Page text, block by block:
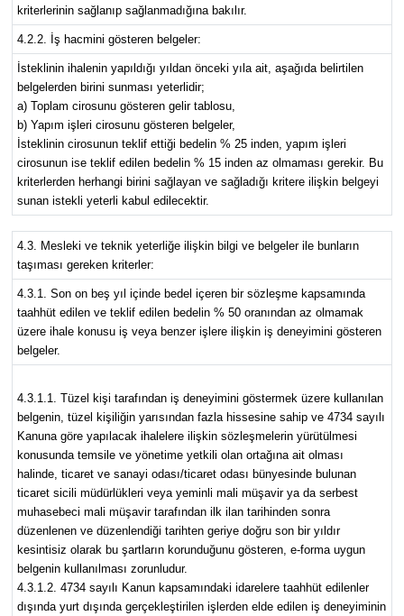
kriterlerinin sağlanıp sağlanmadığına bakılır.
4.2.2. İş hacmini gösteren belgeler:
İsteklinin ihalenin yapıldığı yıldan önceki yıla ait, aşağıda belirtilen
belgelerden birini sunması yeterlidir;
a) Toplam cirosunu gösteren gelir tablosu,
b) Yapım işleri cirosunu gösteren belgeler,
İsteklinin cirosunun teklif ettiği bedelin % 25 inden, yapım işleri
cirosunun ise teklif edilen bedelin % 15 inden az olmaması gerekir. Bu
kriterlerden herhangi birini sağlayan ve sağladığı kritere ilişkin belgeyi
sunan istekli yeterli kabul edilecektir.
4.3. Mesleki ve teknik yeterliğe ilişkin bilgi ve belgeler ile bunların
taşıması gereken kriterler:
4.3.1. Son on beş yıl içinde bedel içeren bir sözleşme kapsamında
taahhüt edilen ve teklif edilen bedelin % 50 oranından az olmamak
üzere ihale konusu iş veya benzer işlere ilişkin iş deneyimini gösteren
belgeler.
4.3.1.1. Tüzel kişi tarafından iş deneyimini göstermek üzere kullanılan
belgenin, tüzel kişiliğin yarısından fazla hissesine sahip ve 4734 sayılı
Kanuna göre yapılacak ihalelere ilişkin sözleşmelerin yürütülmesi
konusunda temsile ve yönetime yetkili olan ortağına ait olması
halinde, ticaret ve sanayi odası/ticaret odası bünyesinde bulunan
ticaret sicili müdürlükleri veya yeminli mali müşavir ya da serbest
muhasebeci mali müşavir tarafından ilk ilan tarihinden sonra
düzenlenen ve düzenlendiği tarihten geriye doğru son bir yıldır
kesintisiz olarak bu şartların korunduğunu gösteren, e-forma uygun
belgenin kullanılması zorunludur.
4.3.1.2. 4734 sayılı Kanun kapsamındaki idarelere taahhüt edilenler
dışında yurt dışında gerçekleştirilen işlerden elde edilen iş deneyiminin